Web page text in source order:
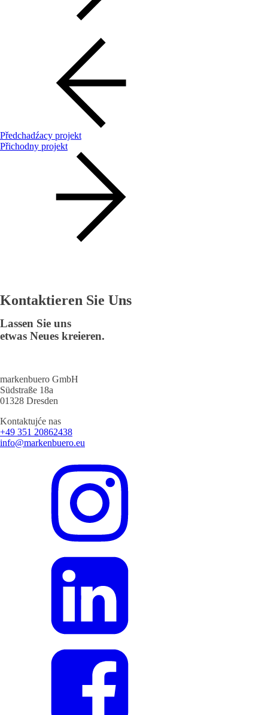
Předchadźacy projekt
Přichodny projekt
Kontaktieren Sie Uns
Lassen Sie uns
etwas Neues kreieren.
markenbuero GmbH
Südstraße 18a
01328 Dresden
Kontaktujće nas
+49 351 20862438
info@markenbuero.eu